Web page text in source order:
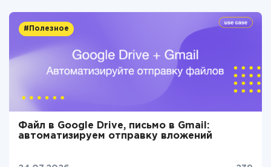
#Полезное
Файл в Google Drive, письмо в Gmail:
автоматизируем отправку вложений